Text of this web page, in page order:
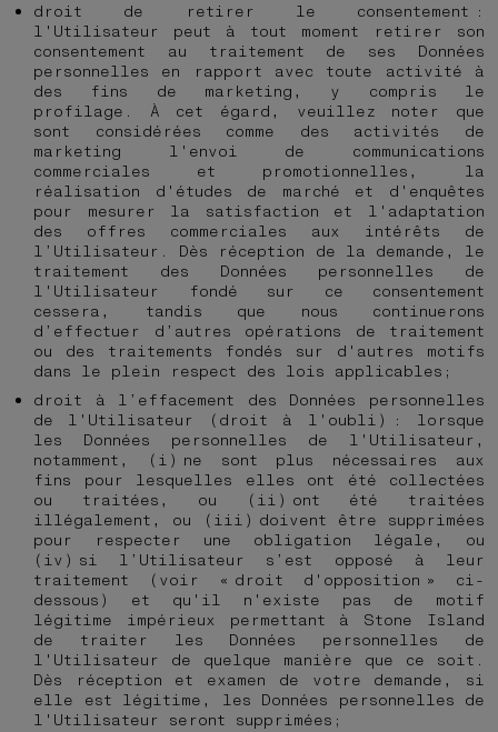
droit de retirer le consentement :
l'Utilisateur peut à tout moment retirer son
consentement au traitement de ses Données
personnelles en rapport avec toute activité à
des fins de marketing, y compris le
profilage. À cet égard, veuillez noter que
sont considérées comme des activités de
marketing l'envoi de communications
commerciales et promotionnelles, la
réalisation d'études de marché et d'enquêtes
pour mesurer la satisfaction et l'adaptation
des offres commerciales aux intérêts de
l’Utilisateur. Dès réception de la demande, le
traitement des Données personnelles de
l'Utilisateur fondé sur ce consentement
cessera, tandis que nous continuerons
d’effectuer d’autres opérations de traitement
ou des traitements fondés sur d'autres motifs
dans le plein respect des lois applicables;
droit à l’effacement des Données personnelles
de l'Utilisateur (droit à l'oubli) : lorsque
les Données personnelles de l'Utilisateur,
notamment, (i) ne sont plus nécessaires aux
fins pour lesquelles elles ont été collectées
ou traitées, ou (ii) ont été traitées
illégalement, ou (iii) doivent être supprimées
pour respecter une obligation légale, ou
(iv) si l’Utilisateur s’est opposé à leur
traitement (voir « droit d'opposition » ci-
dessous) et qu'il n'existe pas de motif
légitime impérieux permettant à Stone Island
de traiter les Données personnelles de
l'Utilisateur de quelque manière que ce soit.
Dès réception et examen de votre demande, si
elle est légitime, les Données personnelles de
l'Utilisateur seront supprimées;